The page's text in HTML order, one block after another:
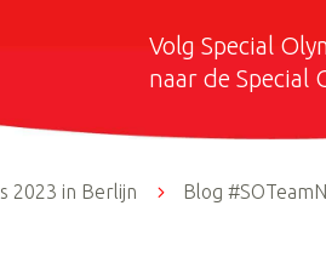
Volg Special
naar de Special
2023 in Berlijn 5 Blog